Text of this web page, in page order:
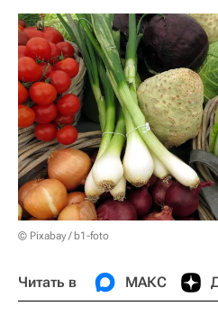
© Pixabay / b1-foto
Читать в МАКС